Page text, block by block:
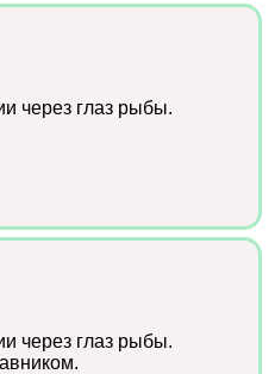
через глаз рыбы.
через глаз рыбы.